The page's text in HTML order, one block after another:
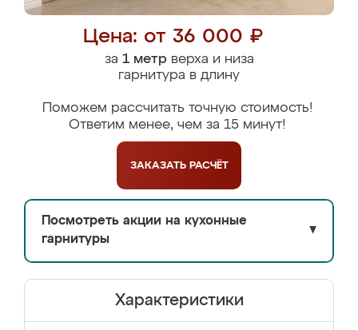
Цена: от 36 000 ₽
за 1 метрверха и низа
гарнитура в длину
Поможем рассчитать точную стоимость!
Ответим менее, чем за 15 минут!
ЗАКАЗАТЬ РАСЧЁТ
Посмотреть акции на кухонные
гарнитуры
▼
Характеристики